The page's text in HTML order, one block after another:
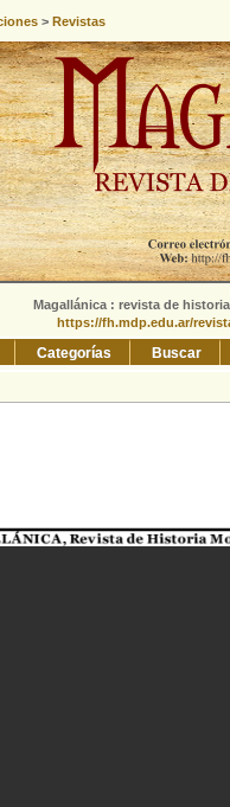
> Revistas
Magallánica : revista de
https://fh.mdp.edu.ar/
Categorías Buscar